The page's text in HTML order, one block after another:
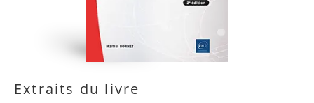
Extraits du livre